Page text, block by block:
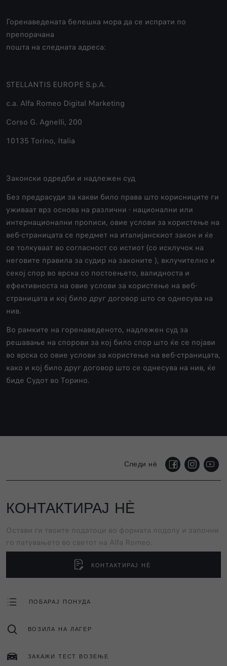
Горенаведената белешка мора да се испрати по
препорачана
пошта на следната адреса:
STELLANTIS EUROPE S.p.A.
c.a. Alfa Romeo Digital Marketing
Corso G. Agnelli, 200
10135 Torino, Italia
Законски одредби и надлежен суд
Без предрасуди за какви било права што корисниците ги
уживаат врз основа на различни - национални или
интернационални прописи, овие услови за користење на
веб-страницата се предмет на италијанскиот закон и ќе
се толкуваат во согласност со истиот (со исклучок на
неговите правила за судир на законите ), вклучително и
секој спор во врска со постоењето, валидноста и
ефективноста на овие услови за користење на веб-
страницата и кој било друг договор што се однесува на
нив.
Во рамките на горенаведеното, надлежен суд за
решавање на спорови за кој било спор што ќе се појави
во врска со овие услови за користење на веб-страницата,
како и кој било друг договор што се однесува на нив, ќе
биде Судот во Торино.
Следи нѐ
КОНТАКТИРАЈ НЀ
Остави ги твоите податоци во формата подолу и започни
го патувањето во светот на Alfa Romeo.
КОНТАКТИРАЈ НЀ
ПОБАРАЈ ПОНУДА
ВОЗИЛА НА ЛАГЕР
ЗАКАЖИ ТЕСТ ВОЗЕЊЕ